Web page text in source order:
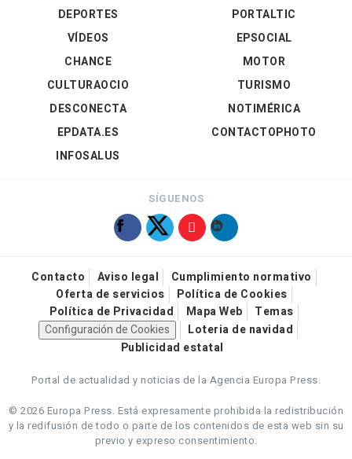
DEPORTES
VÍDEOS
PORTALTIC
EPSOCIAL
CHANCE
CULTURAOCIO
DESCONECTA
EPDATA.ES
INFOSALUS
MOTOR
TURISMO
NOTIMÉRICA
CONTACTOPHOTO
SÍGUENOS
Contacto Aviso legal
Cumplimiento normativo
Oferta de servicios
Política de Cookies
Política de Privacidad
Mapa Web
Temas
Configuración de Cookies
Loteria de navidad
Publicidad estatal
Portal de actualidad y noticias de la Agencia Europa Press.
© 2026 Europa Press. Está expresamente prohibida la redistribución
y la redifusión de todo o parte de los contenidos de esta web sin su
previo y expreso consentimiento.